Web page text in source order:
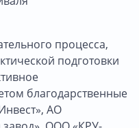
процесса,
подготовки
благодарственные
АО